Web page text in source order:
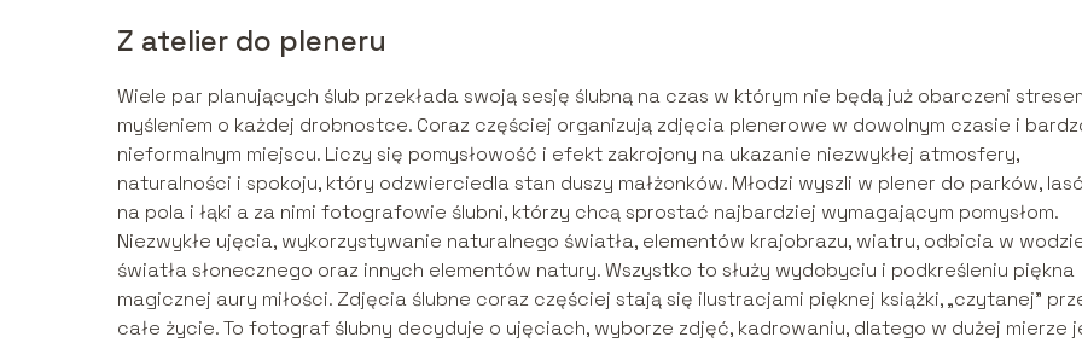
Z atelier do pleneru
Wiele par planujących ślub przekłada swoją sesję ślubną na czas w którym nie będą już obarczeni
myśleniem o każdej drobnostce. Coraz częściej organizują zdjęcia plenerowe w dowolnym czasie i
nieformalnym miejscu. Liczy się pomysłowość i efekt zakrojony na ukazanie niezwykłej atmosfery,
naturalności i spokoju, który odzwierciedla stan duszy małżonków. Młodzi wyszli w plener do parków,
na pola i łąki a za nimi fotografowie ślubni, którzy chcą sprostać najbardziej wymagającym pomysłom.
Niezwykłe ujęcia, wykorzystywanie naturalnego światła, elementów krajobrazu, wiatru, odbicia w
światła słonecznego oraz innych elementów natury. Wszystko to służy wydobyciu i podkreśleniu piękna
magicznej aury miłości. Zdjęcia ślubne coraz częściej stają się ilustracjami pięknej książki, „czytanej”
całe życie. To fotograf ślubny decyduje o ujęciach, wyborze zdjęć, kadrowaniu, dlatego w dużej mierze